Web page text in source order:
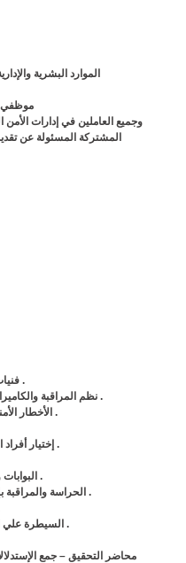
الموارد البشرية
موظفي
وجميع العاملين في إدارات
المشتركة المسئولة عن
فنيات استخدام الإضاءة للأغراض الأمنية .
نظم المراقبة والكاميرات وأجهزة الإستشعار والحساسات .
الأخطار الأمنية المحتملة في المنشأت الصناعية .
إختيار أفراد الأمن – تنظيم جهاز الأمن والحراسة .
البوابات وأمن المنشأت البترولية – التفتيش .
الحراسة والمراقبة بإستخدام الدوائر التلفزيونية المغلقة .
السيطرة علي المنافذ بإستخدام (التصاريح الأمنية) .
محاضر التحقيق – جمع